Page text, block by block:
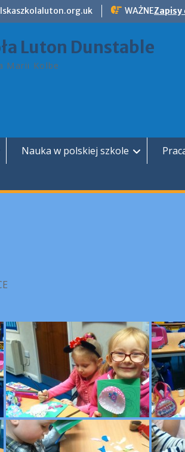
WAŻNEZapisy
Luton Dunstable
Marii Kolbe
Nauka w polskiej szkole